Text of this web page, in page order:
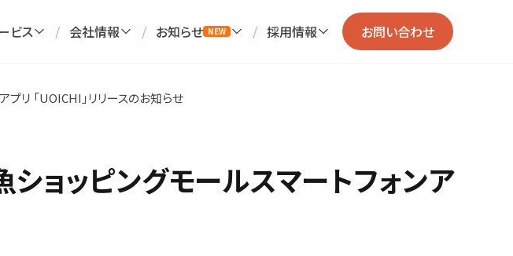
ビス / 会社情報 / お知らせ NEW / 採用情報 お問い合わせ
リ 「UOICHI」リリースのお知らせ
ョッピングモールスマートフォンア